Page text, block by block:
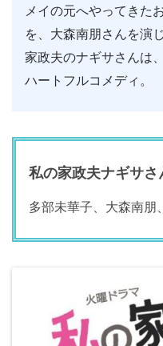
メイの元へやってきた
を、大森南朋さんを演
家政夫のナギサさんは
ハートフルコメディ。
私の家政夫ナギサさ
多部未華子、大森南朋